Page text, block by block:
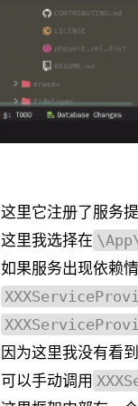
这里它注册了服务
这里我选择在
如果服务出现依赖
因为这里我没有看
可以手动调用